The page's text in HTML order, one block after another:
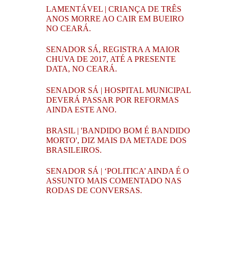
LAMENTÁVEL | CRIANÇA DE TRÊS
ANOS MORRE AO CAIR EM BUEIRO
NO CEARÁ.
SENADOR SÁ, REGISTRA A MAIOR
CHUVA DE 2017, ATÉ A PRESENTE
DATA, NO CEARÁ.
SENADOR SÁ | HOSPITAL MUNICIPAL
DEVERÁ PASSAR POR REFORMAS
AINDA ESTE ANO.
BRASIL | 'BANDIDO BOM É BANDIDO
MORTO', DIZ MAIS DA METADE DOS
BRASILEIROS.
SENADOR SÁ | ‘POLITICA’ AINDA É O
ASSUNTO MAIS COMENTADO NAS
RODAS DE CONVERSAS.